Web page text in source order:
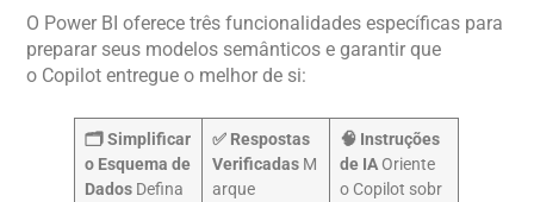
O Power BI oferece três funcionalidades específicas para
preparar seus modelos semânticos e garantir que
o Copilot entregue o melhor de si:
🗂️ Simplificar
o Esquema de
DadosDefina
✅ Respostas
VerificadasM
arque
🧠 Instruções
de IAOriente
o Copilot sobr